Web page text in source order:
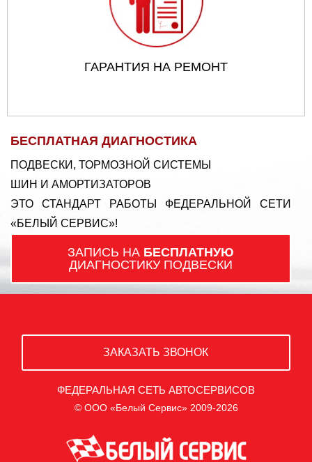
ГАРАНТИЯ НА РЕМОНТ
БЕСПЛАТНАЯ ДИАГНОСТИКА
ПОДВЕСКИ, ТОРМОЗНОЙ СИСТЕМЫ
ШИН И АМОРТИЗАТОРОВ
ЭТО СТАНДАРТ РАБОТЫ ФЕДЕРАЛЬНОЙ СЕТИ
«БЕЛЫЙ СЕРВИС»!
ЗАПИСЬ НА БЕСПЛАТНУЮ
ДИАГНОСТИКУ ПОДВЕСКИ
ЗАКАЗАТЬ ЗВОНОК
ФЕДЕРАЛЬНАЯ СЕТЬ АВТОСЕРВИСОВ
© ООО «Белый Сервис» 2009-2026